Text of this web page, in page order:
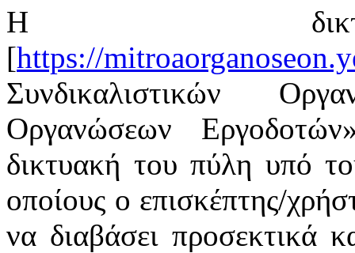
Η
[https://
Συνδικαλιστικών
Οργανώσεων
δικτυακή του πύλη υπό
οποίους ο επισκέπτης/
να διαβάσει προσεκτικά